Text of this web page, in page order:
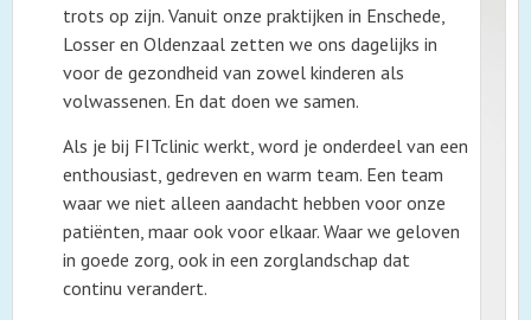
trots op zijn. Vanuit onze praktijken in Enschede,
Losser en Oldenzaal zetten we ons dagelijks in
voor de gezondheid van zowel kinderen als
volwassenen. En dat doen we samen.
Als je bij FITclinic werkt, word je onderdeel van een
enthousiast, gedreven en warm team. Een team
waar we niet alleen aandacht hebben voor onze
patiënten, maar ook voor elkaar. Waar we geloven
in goede zorg, ook in een zorglandschap dat
continu verandert.